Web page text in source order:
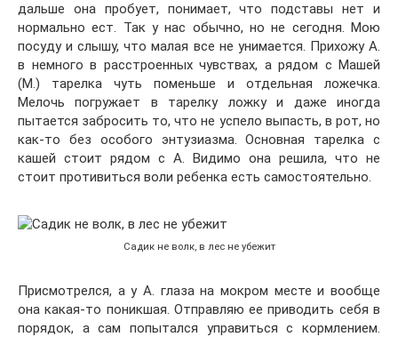
дальше она пробует, понимает, что подставы нет и
нормально ест. Так у нас обычно, но не сегодня. Мою
посуду и слышу, что малая все не унимается. Прихожу А.
в немного в расстроенных чувствах, а рядом с Машей
(М.) тарелка чуть поменьше и отдельная ложечка.
Мелочь погружает в тарелку ложку и даже иногда
пытается забросить то, что не успело выпасть, в рот, но
как-то без особого энтузиазма. Основная тарелка с
кашей стоит рядом с А. Видимо она решила, что не
стоит противиться воли ребенка есть самостоятельно.
Садик не волк, в лес не убежит
Присмотрелся, а у А. глаза на мокром месте и вообще
она какая-то поникшая. Отправляю ее приводить себя в
порядок, а сам попытался управиться с кормлением.